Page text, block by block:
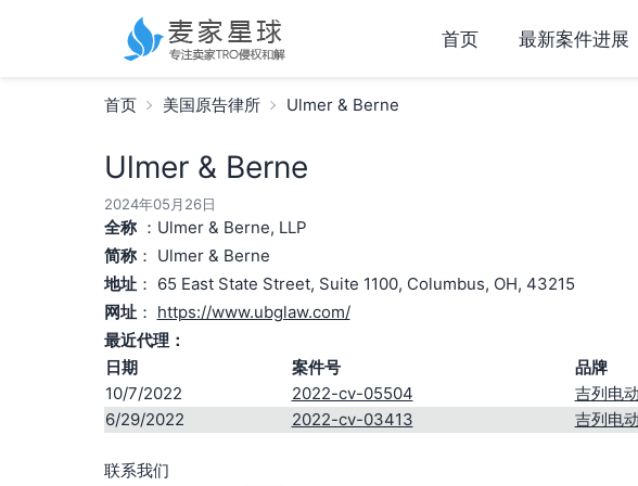
首页 最新案件进展
首页 美国原告律所 Ulmer & Berne
Ulmer & Berne
2024年05月26日
全称：Ulmer & Berne, LLP
简称： Ulmer & Berne
地址： 65 East State Street, Suite 1100, Columbus, OH, 43215
网址： https://www.ubglaw.com/
最近代理：
日期
案件号 品牌
10/7/2022
2022-cv-05504 吉列电
6/29/2022
2022-cv-03413 吉列电
联系我们